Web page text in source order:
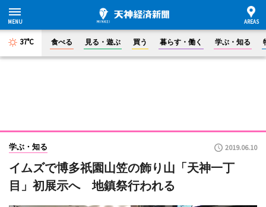
37°C 食べる 見る・遊ぶ 買う 暮らす・働く 学ぶ・知る
学ぶ・知る 2019.06.10
イムズで博多祇園山笠の飾り山「天神一丁
目」初展示へ 地鎮祭行われる